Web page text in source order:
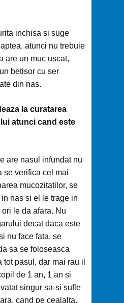
inchisa si suge
atunci nu trebuie
are un muc uscat,
betisor cu ser
din nas.
la curatarea
atunci cand este
are nasul infundat nu
se verifica cel mai
mucozitatilor, se
nas si el le trage in
le da afara. Nu
decat daca este
nu face fata, se
sa se foloseasca
tot pasul, dar mai rau il
de 1 an, 1 an si
singur sa-si sufle
cand pe cealalta.